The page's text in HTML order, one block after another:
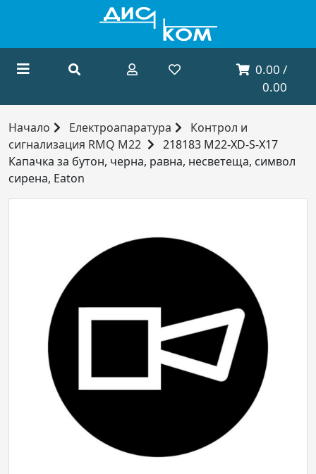
0.00 /
0.00
Начало Електроапаратура
Контрол и
сигнализация RMQ M22
218183 M22-XD-S-X17
Капачка за бутон, черна, равна, несветеща, символ
сирена, Eaton